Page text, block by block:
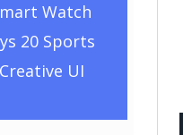
Watch
20 Sports
UI